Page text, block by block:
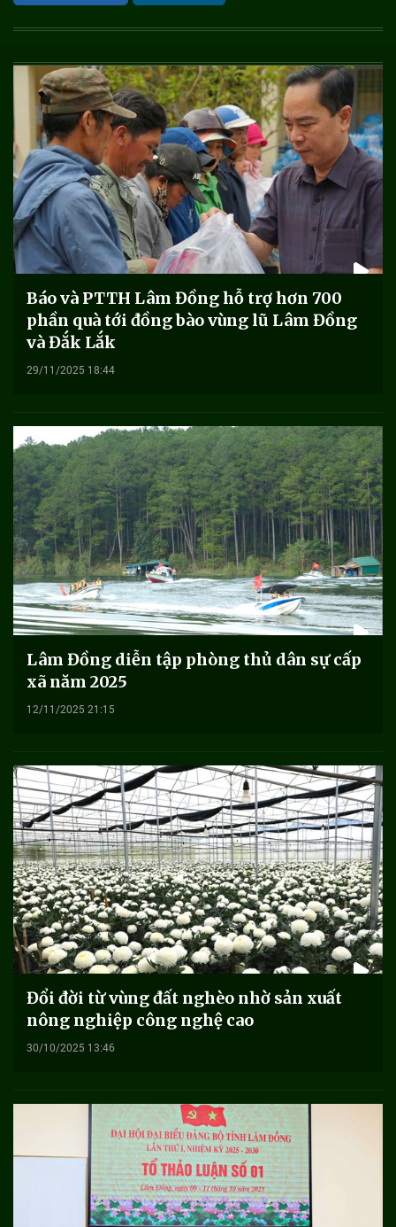
Báo và PTTH Lâm Đồng hỗ trợ hơn 700
phần quà tới đồng bào vùng lũ Lâm Đồng
và Đắk Lắk
29/11/2025 18:44
Lâm Đồng diễn tập phòng thủ dân sự cấp
xã năm 2025
12/11/2025 21:15
Đổi đời từ vùng đất nghèo nhờ sản xuất
nông nghiệp công nghệ cao
30/10/2025 13:46